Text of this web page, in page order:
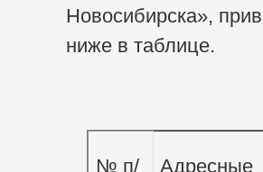
Новосибирска»,
ниже в таблице.
№ п/
Адресные